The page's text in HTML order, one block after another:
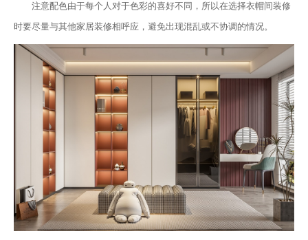
注意配色由于每个人对于色彩的喜好不同，所以在选择衣帽间装修
时要尽量与其他家居装修相呼应，避免出现混乱或不协调的情况。